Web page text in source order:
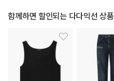
함께하면 할인되는 다다익선 상품